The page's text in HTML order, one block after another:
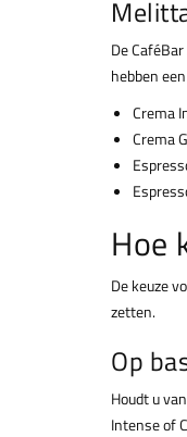
De
hebben
Crema
Crema
Hoe
De keuze
zetten.
Op
Houdt u
Intense of